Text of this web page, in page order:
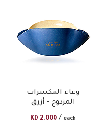
وعاء المكسرات
المزدوج - أزرق
KD 2.000 / each